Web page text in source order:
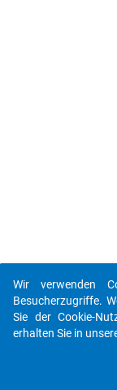
Wir verwenden
Besucherzugriffe.
Sie der Cookie-
erhalten Sie in